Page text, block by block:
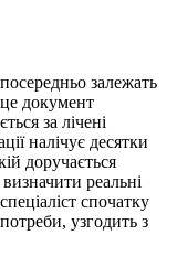
залежать
документ
за лічені
налічує десятки
доручається
реальні
спочатку
узгодить з